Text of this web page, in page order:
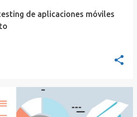
de aplicaciones móviles